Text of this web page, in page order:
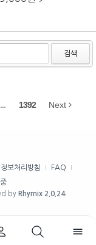
검색
... 1392 Next
보처리방침
FAQ
by Rhymix 2.0.24